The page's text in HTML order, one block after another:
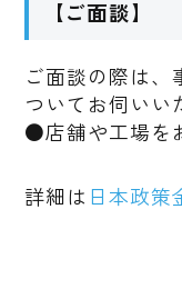
【ご面談】
ご面談の際は、
ついてお伺いい
●店舗や工場を
詳細は 日本政策